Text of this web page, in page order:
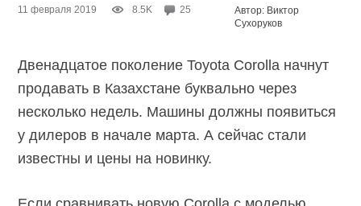
11 февраля 2019 8.5K 25
Автор: Виктор
Сухоруков
Двенадцатое поколение Toyota Corolla начнут
продавать в Казахстане буквально через
несколько недель. Машины должны появиться
у дилеров в начале марта. А сейчас стали
известны и цены на новинку.